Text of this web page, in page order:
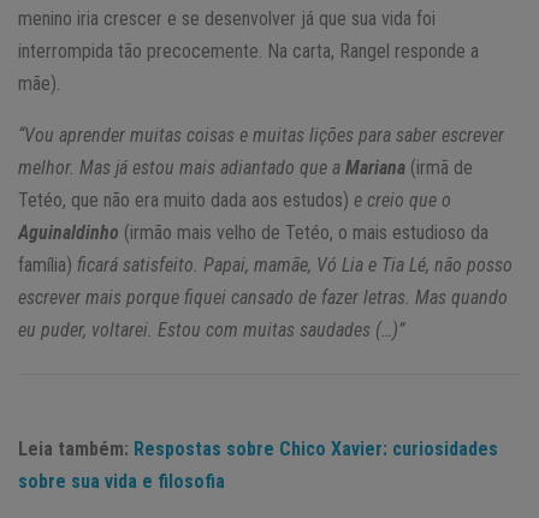
menino iria crescer e se desenvolver já que sua vida foi
interrompida tão precocemente. Na carta, Rangel responde a
mãe).
“Vou aprender muitas coisas e muitas lições para saber escrever
melhor. Mas já estou mais adiantado que a Mariana (irmã de
Tetéo, que não era muito dada aos estudos) e creio que o
Aguinaldinho (irmão mais velho de Tetéo, o mais estudioso da
família) ficará satisfeito. Papai, mamãe, Vó Lia e Tia Lé, não posso
escrever mais porque fiquei cansado de fazer letras. Mas quando
eu puder, voltarei. Estou com muitas saudades (…)”
Leia também: Respostas sobre Chico Xavier: curiosidades
sobre sua vida e filosofia